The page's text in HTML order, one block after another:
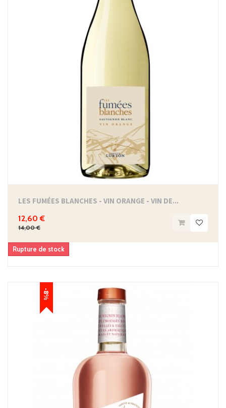
LES FUMÉES BLANCHES - VIN ORANGE - VIN DE...
12,60 €
14,00 €
Rupture de stock
-8%